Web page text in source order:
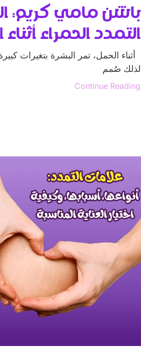
باشن مامي كريم:
التمدد الحمراء
أثناء الحمل، تمر البشرة بتغيرات
لذلك صُمم
Continue Reading